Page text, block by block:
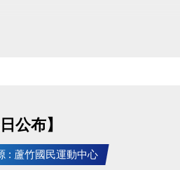
公布】
: 蘆竹國民運動中心